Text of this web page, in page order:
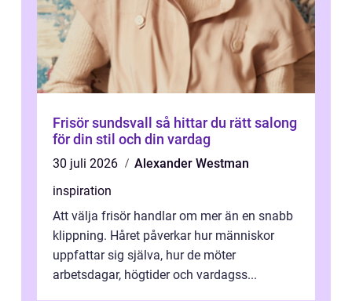
Frisör sundsvall så hittar du rätt salong
för din stil och din vardag
30 juli 2026
Alexander Westman
inspiration
Att välja frisör handlar om mer än en snabb
klippning. Håret påverkar hur människor
uppfattar sig själva, hur de möter
arbetsdagar, högtider och vardagss...